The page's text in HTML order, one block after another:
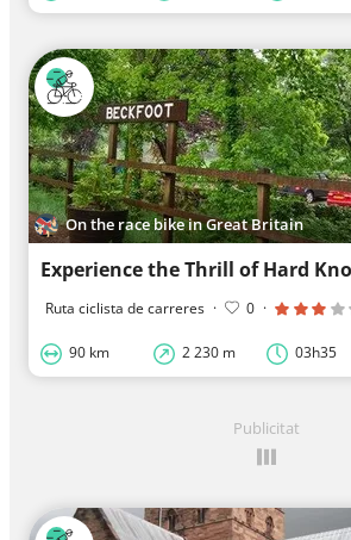
On the race bike in Great Britain
Ruta ciclista de carreres · 0 ·
90 km 2 230 m 03h35
Publicitat